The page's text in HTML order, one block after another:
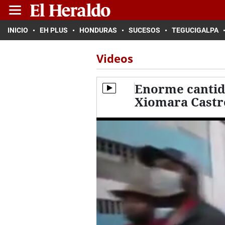
INICIO EH PLUS HONDURAS SUCESOS TEGUCIGALPA
Videos
Enorme
Xiomara